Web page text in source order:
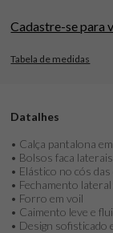
Cadastre-se para
Tabela de medidas
Datalhes
• Calça pantalona
• Bolsos faca
• Elástico no cós
• Fechamento
• Forro em voil
• Caimento leve e
• Design sofisticado